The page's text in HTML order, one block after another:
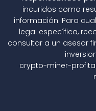
incuridos como
información. Para
legal específica,
consultar a un asesor
crypto-miner-